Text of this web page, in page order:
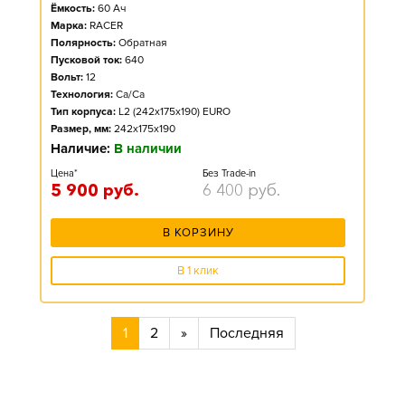
Ёмкость: 60 Ач
Марка: RACER
Полярность: Обратная
Пусковой ток: 640
Вольт: 12
Технология: Ca/Ca
Тип корпуса: L2 (242x175x190) EURO
Размер, мм: 242x175x190
Наличие: В наличии
Цена*
5 900 руб.
Без Trade-in
6 400 руб.
В КОРЗИНУ
В 1 клик
1 2 » Последняя